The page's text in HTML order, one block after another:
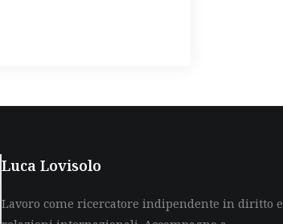
Luca Lovisolo
Lavoro come ricercatore indipendente in diritto e